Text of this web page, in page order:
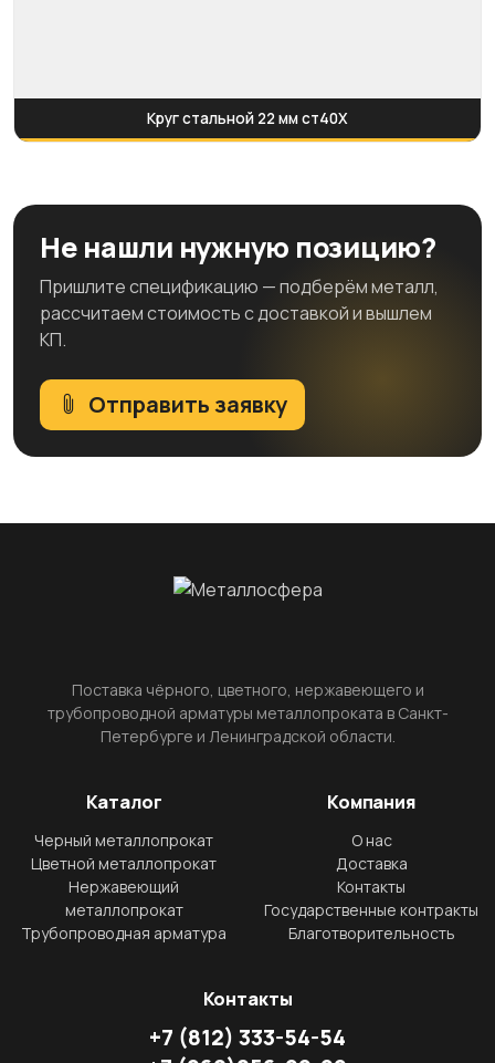
Круг стальной 22 мм ст40Х
Не нашли нужную позицию?
Пришлите спецификацию — подберём металл,
рассчитаем стоимость с доставкой и вышлем
КП.
Отправить заявку
Поставка чёрного, цветного, нержавеющего и
трубопроводной арматуры металлопроката в Санкт-
Петербурге и Ленинградской области.
Каталог
Черный металлопрокат
Цветной металлопрокат
Нержавеющий
металлопрокат
Трубопроводная арматура
Компания
О нас
Доставка
Контакты
Государственные контракты
Благотворительность
Контакты
+7 (812) 333-54-54